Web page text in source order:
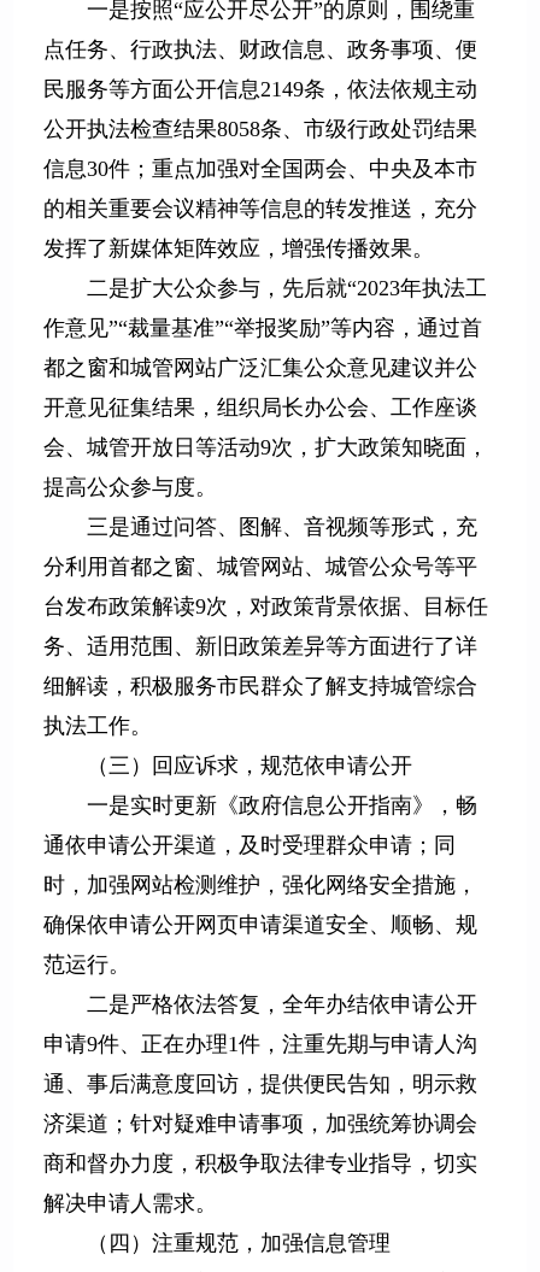
一是按照“应公开尽公开”的原则，围绕重
点任务、行政执法、财政信息、政务事项、便
民服务等方面公开信息2149条，依法依规主动
公开执法检查结果8058条、市级行政处罚结果
信息30件；重点加强对全国两会、中央及本市
的相关重要会议精神等信息的转发推送，充分
发挥了新媒体矩阵效应，增强传播效果。
二是扩大公众参与，先后就“2023年执法工
作意见”“裁量基准”“举报奖励”等内容，通过首
都之窗和城管网站广泛汇集公众意见建议并公
开意见征集结果，组织局长办公会、工作座谈
会、城管开放日等活动9次，扩大政策知晓面，
提高公众参与度。
三是通过问答、图解、音视频等形式，充
分利用首都之窗、城管网站、城管公众号等平
台发布政策解读9次，对政策背景依据、目标任
务、适用范围、新旧政策差异等方面进行了详
细解读，积极服务市民群众了解支持城管综合
执法工作。
（三）回应诉求，规范依申请公开
一是实时更新《政府信息公开指南》，畅
通依申请公开渠道，及时受理群众申请；同
时，加强网站检测维护，强化网络安全措施，
确保依申请公开网页申请渠道安全、顺畅、规
范运行。
二是严格依法答复，全年办结依申请公开
申请9件、正在办理1件，注重先期与申请人沟
通、事后满意度回访，提供便民告知，明示救
济渠道；针对疑难申请事项，加强统筹协调会
商和督办力度，积极争取法律专业指导，切实
解决申请人需求。
（四）注重规范，加强信息管理